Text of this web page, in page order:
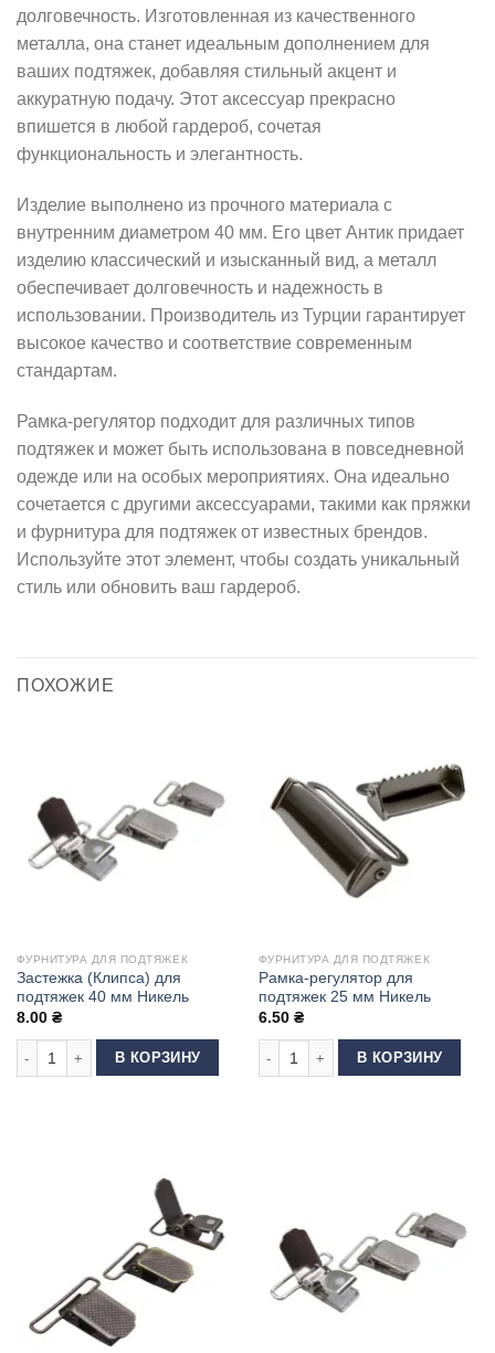
долговечность. Изготовленная из качественного
металла, она станет идеальным дополнением для
ваших подтяжек, добавляя стильный акцент и
аккуратную подачу. Этот аксессуар прекрасно
впишется в любой гардероб, сочетая
функциональность и элегантность.
Изделие выполнено из прочного материала с
внутренним диаметром 40 мм. Его цвет Антик придает
изделию классический и изысканный вид, а металл
обеспечивает долговечность и надежность в
использовании. Производитель из Турции гарантирует
высокое качество и соответствие современным
стандартам.
Рамка-регулятор подходит для различных типов
подтяжек и может быть использована в повседневной
одежде или на особых мероприятиях. Она идеально
сочетается с другими аксессуарами, такими как пряжки
и фурнитура для подтяжек от известных брендов.
Используйте этот элемент, чтобы создать уникальный
стиль или обновить ваш гардероб.
ПОХОЖИЕ
ФУРНИТУРА ДЛЯ ПОДТЯЖЕК
Застежка (Клипса) для
подтяжек 40 мм Никель
8.00 ₴
Количество товара Застежка (Клипса) для подтяжек 40 мм Никель
В КОРЗИНУ
ФУРНИТУРА ДЛЯ ПОДТЯЖЕК
Рамка-регулятор для
подтяжек 25 мм Никель
6.50 ₴
Количество товара Рамка-
В КОРЗИНУ